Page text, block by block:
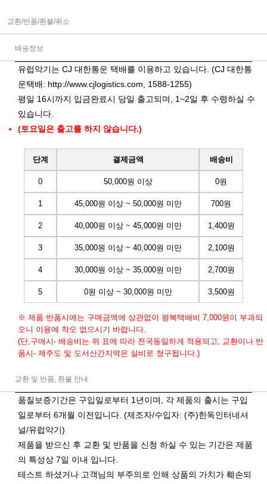
교환/반품/환불/취소
배송정보
유럽악기는 CJ 대한통운 택배를 이용하고 있습니다. (CJ 대한통
운택배: http://www.cjlogistics.com, 1588-1255)
평일 16시까지 입금완료시 당일 출고되며, 1~2일 후 수령하실 수
있습니다.
(토요일은 출고를 하지 않습니다.)
단계 결제금액 배송비
0 50,000원 이상 0원
1 45,000원 이상 ~ 50,000원 미만 700원
2 40,000원 이상 ~ 45,000원 미만 1,400원
3 35,000원 이상 ~ 40,000원 미만 2,100원
4 30,000원 이상 ~ 35,000원 미만 2,700원
5 0원 이상 ~ 30,000원 미만 3,500원
※ 제품 반품시에는 구매금액에 상관없이 왕복택배비 7,000원이 부과되
오니 이용에 착오 없으시기 바랍니다.
(단,구매시- 배송비는 위 표에 따라 전국동일하게 적용되고, 교환이나 반
품시- 제주도 및 도서산간지역은 실비로 청구됩니다.)
교환 및 반품, 환불 안내
품질보증기간은 구입일로부터 1년이며, 각 제품의 출시는 구입
일로부터 6개월 이전입니다. (제조자/수입자: (주)한독인터네셔
널/유럽악기)
제품을 받으신 후 교환 및 반품을 신청 하실 수 있는 기간은 제품
의 특성상 7일 이내 입니다.
테스트 하셨거나 고객님의 부주의로 인해 상품의 가치가 훼손되